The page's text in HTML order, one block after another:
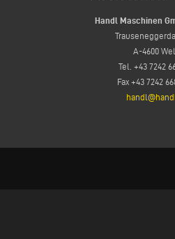
Handl Maschinen
A-4600
Tel. +43 7242
Fax +43 7242